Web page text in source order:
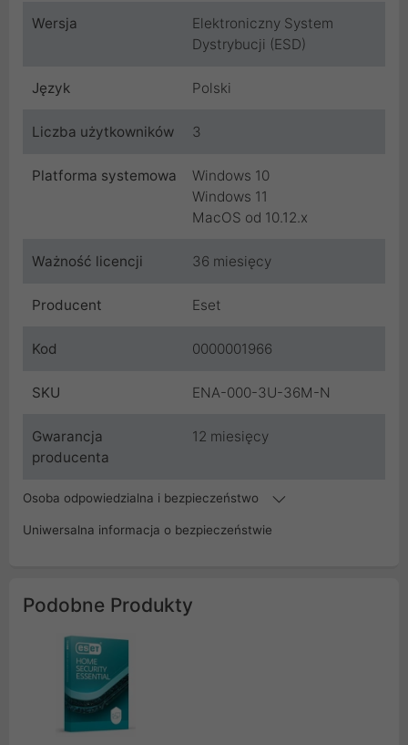
Wersja
Elektroniczny System
Dystrybucji (ESD)
Język Polski
Liczba użytkowników 3
Platforma systemowa
Windows 10
Windows 11
MacOS od 10.12.x
Ważność licencji 36 miesięcy
Producent Eset
Kod 0000001966
SKU ENA-000-3U-36M-N
Gwarancja
producenta
12 miesięcy
Osoba odpowiedzialna i bezpieczeństwo
Uniwersalna informacja o bezpieczeństwie
Podobne Produkty